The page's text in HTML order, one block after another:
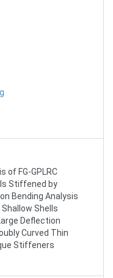
of FG-GPLRC
Stiffened by
Bending Analysis
Shallow Shells
Deflection
Curved Thin
Stiffeners